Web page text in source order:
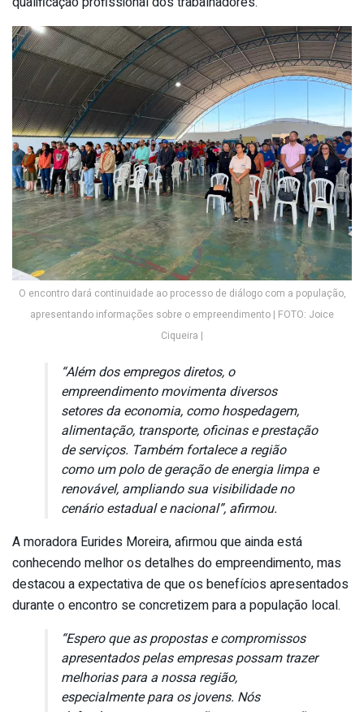
O encontro dará continuidade ao processo de diálogo com a população,
apresentando informações sobre o empreendimento | FOTO: Joice
Ciqueira |
“Além dos empregos diretos, o
empreendimento movimenta diversos
setores da economia, como hospedagem,
alimentação, transporte, oficinas e prestação
de serviços. Também fortalece a região
como um polo de geração de energia limpa e
renovável, ampliando sua visibilidade no
cenário estadual e nacional”, afirmou.
A moradora Eurides Moreira, afirmou que ainda está
conhecendo melhor os detalhes do empreendimento, mas
destacou a expectativa de que os benefícios apresentados
durante o encontro se concretizem para a população local.
“Espero que as propostas e compromissos
apresentados pelas empresas possam trazer
melhorias para a nossa região,
especialmente para os jovens. Nós